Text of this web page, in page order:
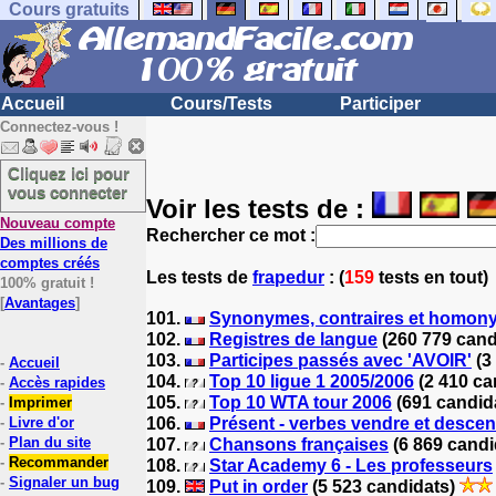
Cours gratuits
Accueil Cours/Tests Participer
Connectez-vous !
Cliquez ici pour
vous connecter
Nouveau compte
Des millions de
comptes créés
100% gratuit !
[Avantages]
- Accueil
- Accès rapides
- Imprimer
- Livre d'or
- Plan du site
- Recommander
- Signaler un bug
Voir les tests de :
Rechercher ce mot :
Les tests de frapedur : (159 tests en tout)
101.
Synonymes, contraires et
102.
Registres de langue (260 779
103.
Participes passés avec 'AVOIR'
104.
Top 10 ligue 1 2005/2006 (2 410
105.
Top 10 WTA tour 2006 (691
106.
Présent - verbes vendre et
107.
Chansons françaises (6 869
108.
Star Academy 6 - Les professeurs
109.
Put in order (5 523 candidats)